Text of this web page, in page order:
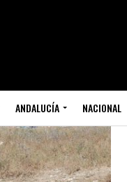
ANDALUCÍA NACIONAL